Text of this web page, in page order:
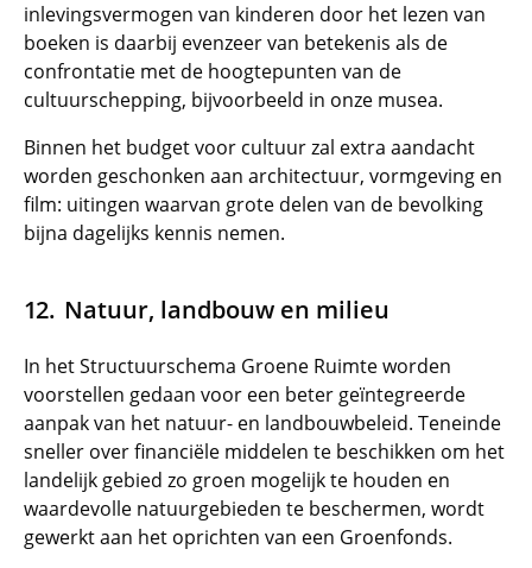
inlevingsvermogen van kinderen door het lezen van
boeken is daarbij evenzeer van betekenis als de
confrontatie met de hoogtepunten van de
cultuurschepping, bijvoorbeeld in onze musea.
Binnen het budget voor cultuur zal extra aandacht
worden geschonken aan architectuur, vormgeving en
film: uitingen waarvan grote delen van de bevolking
bijna dagelijks kennis nemen.
Natuur, landbouw en milieu
In het Structuurschema Groene Ruimte worden
voorstellen gedaan voor een beter geïntegreerde
aanpak van het natuur- en landbouwbeleid. Teneinde
sneller over financiële middelen te beschikken om het
landelijk gebied zo groen mogelijk te houden en
waardevolle natuurgebieden te beschermen, wordt
gewerkt aan het oprichten van een Groenfonds.